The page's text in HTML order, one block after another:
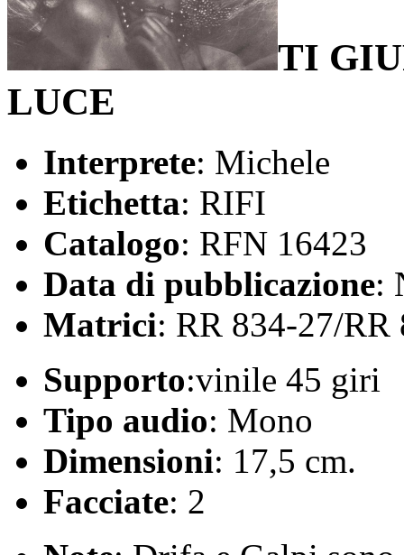
TI
LUCE
Interprete: Michele
Etichetta: RIFI
Catalogo: RFN 16423
Data di pubblicazione:
Matrici: RR 834-27/RR
Supporto:vinile 45 giri
Tipo audio: Mono
Dimensioni: 17,5 cm.
Facciate: 2